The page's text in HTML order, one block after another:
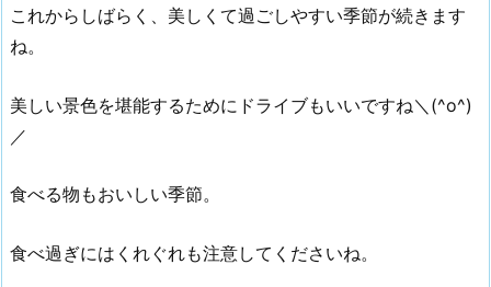
これからしばらく、美しくて過ごしやすい季節が続きます
ね。
美しい景色を堪能するためにドライブもいいですね＼(^o^)
／
食べる物もおいしい季節。
食べ過ぎにはくれぐれも注意してくださいね。